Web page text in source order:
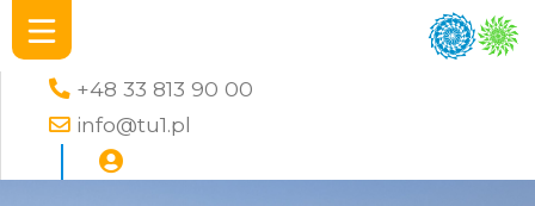
+48 33 813 90 00
info@tu1.pl